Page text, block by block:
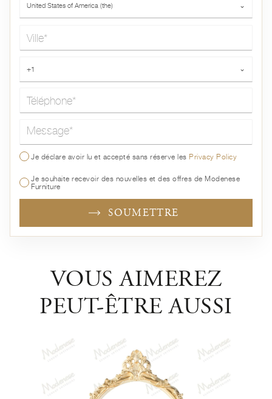
United States of America (the) ⌄
+1 ⌄
Message*
Je déclare avoir lu et accepté sans réserve lesPrivacy Policy
Je souhaite recevoir des nouvelles et des offres de Modenese
Furniture
SOUMETTRE
VOUS AIMEREZ
PEUT-ÊTRE AUSSI